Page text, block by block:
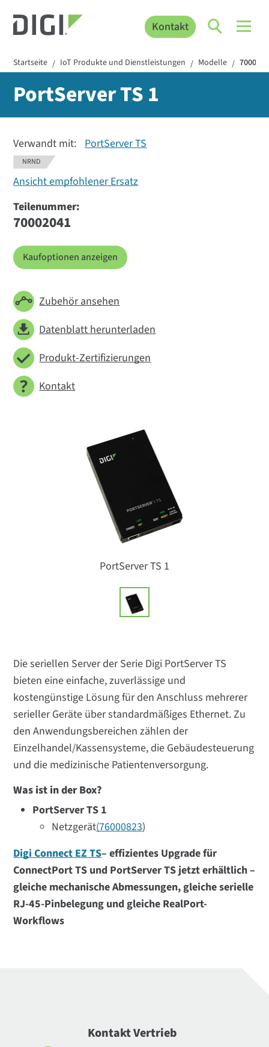
Kontakt
Startseite / IoT Produkte und Dienstleistungen / Modelle /
PortServer TS 1
Verwandt mit: PortServer TS
PortServer TS 1
NRND
Ansicht empfohlener Ersatz
Teilenummer:
70002041
Kaufoptionen anzeigen
Zubehör ansehen
Datenblatt herunterladen
Produkt-Zertifizierungen
Kontakt
Die seriellen Server der Serie Digi PortServer TS
bieten eine einfache, zuverlässige und
kostengünstige Lösung für den Anschluss mehrerer
serieller Geräte über standardmäßiges Ethernet. Zu
den Anwendungsbereichen zählen der
Einzelhandel/Kassensysteme, die Gebäudesteuerung
und die medizinische Patientenversorgung.
Was ist in der Box?
PortServer TS 1
Netzgerät(76000823)
Digi Connect EZ TS– effizientes Upgrade für
ConnectPort TS und PortServer TS jetzt erhältlich –
gleiche mechanische Abmessungen, gleiche serielle
RJ-45-Pinbelegung und gleiche RealPort-
Workflows
Kontakt Vertrieb